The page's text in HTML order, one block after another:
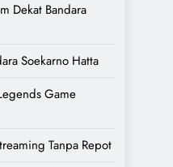
Dekat Bandara
Soekarno Hatta
Game
Tanpa Repot